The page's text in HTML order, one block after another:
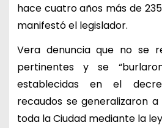
hace cuatro años más de
manifestó el legislador.
Vera denuncia que no se
pertinentes y se
establecidas en el
recaudos se generalizaron
toda la Ciudad mediante la